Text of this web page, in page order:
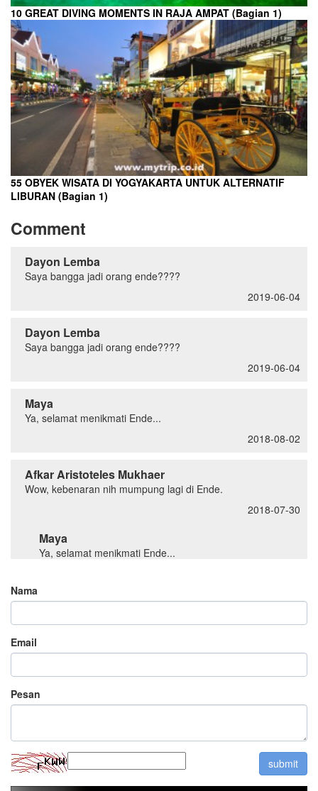
10 GREAT DIVING MOMENTS IN RAJA AMPAT (Bagian 1)
55 OBYEK WISATA DI YOGYAKARTA UNTUK ALTERNATIF
LIBURAN (Bagian 1)
Comment
Dayon Lemba
Saya bangga jadi orang ende????
2019-06-04
Dayon Lemba
Saya bangga jadi orang ende????
2019-06-04
Maya
Ya, selamat menikmati Ende...
2018-08-02
Afkar Aristoteles Mukhaer
Wow, kebenaran nih mumpung lagi di Ende.
2018-07-30
Maya
Ya, selamat menikmati Ende...
Terima kasih
Karma
Artikel yang berguna.
Maya
Terima kasih
2018-05-15
Nama
Email
Pesan